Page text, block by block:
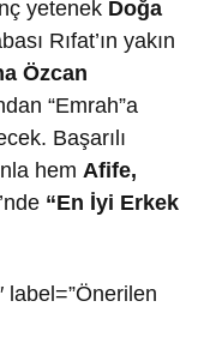
yetenek Doğa
Rıfat’ın yakın
Özcan
“Emrah”a
Başarılı
hem Afife,
’nde “En İyi Erkek
label=”Önerilen